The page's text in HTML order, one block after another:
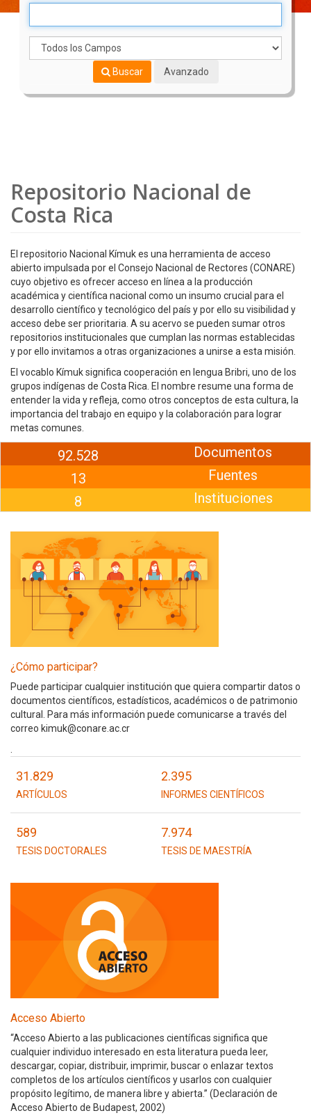
Buscar Avanzado
Repositorio Nacional de
Costa Rica
El repositorio Nacional Kímuk es una herramienta de acceso
abierto impulsada por el Consejo Nacional de Rectores (CONARE)
cuyo objetivo es ofrecer acceso en línea a la producción
académica y científica nacional como un insumo crucial para el
desarrollo científico y tecnológico del país y por ello su visibilidad y
acceso debe ser prioritaria. A su acervo se pueden sumar otros
repositorios institucionales que cumplan las normas establecidas
y por ello invitamos a otras organizaciones a unirse a esta misión.
El vocablo Kímuk significa cooperación en lengua Bribri, uno de los
grupos indígenas de Costa Rica. El nombre resume una forma de
entender la vida y refleja, como otros conceptos de esta cultura, la
importancia del trabajo en equipo y la colaboración para lograr
metas comunes.
92.528
13
8
Documentos
Fuentes
Instituciones
¿Cómo participar?
Puede participar cualquier institución que quiera compartir datos o
documentos científicos, estadísticos, académicos o de patrimonio
cultural. Para más información puede comunicarse a través del
correo kimuk@conare.ac.cr
31.829
ARTÍCULOS
2.395
INFORMES CIENTÍFICOS
589
TESIS DOCTORALES
7.974
TESIS DE MAESTRÍA
Acceso Abierto
“Acceso Abierto a las publicaciones científicas significa que
cualquier individuo interesado en esta literatura pueda leer,
descargar, copiar, distribuir, imprimir, buscar o enlazar textos
completos de los artículos científicos y usarlos con cualquier
propósito legítimo, de manera libre y abierta.” (Declaración de
Acceso Abierto de Budapest, 2002)